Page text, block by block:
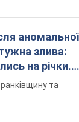
аномальної
злива:
на річки.
та